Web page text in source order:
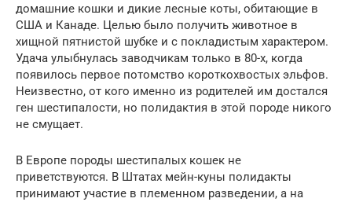
домашние кошки и дикие лесные коты, обитающие в
США и Канаде. Целью было получить животное в
хищной пятнистой шубке и с покладистым характером.
Удача улыбнулась заводчикам только в 80-х, когда
появилось первое потомство короткохвостых эльфов.
Неизвестно, от кого именно из родителей им достался
ген шестипалости, но полидактия в этой породе никого
не смущает.
В Европе породы шестипалых кошек не
приветствуются. В Штатах мейн-куны полидакты
принимают участие в племенном разведении, а на